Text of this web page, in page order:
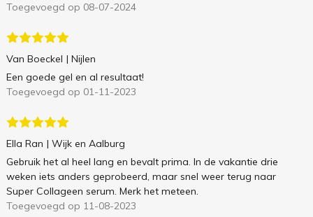
Toegevoegd op 08-07-2024
Van Boeckel | Nijlen
Een goede gel en al resultaat!
Toegevoegd op 01-11-2023
Ella Ran | Wijk en Aalburg
Gebruik het al heel lang en bevalt prima. In de vakantie drie
weken iets anders geprobeerd, maar snel weer terug naar
Super Collageen serum. Merk het meteen.
Toegevoegd op 11-08-2023